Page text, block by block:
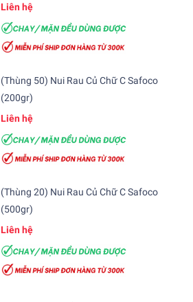
Liên hệ
(Thùng 50) Nui Rau Củ Chữ C Safoco
(200gr)
Liên hệ
(Thùng 20) Nui Rau Củ Chữ C Safoco
(500gr)
Liên hệ